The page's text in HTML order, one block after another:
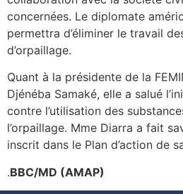
concernées. Le diplomate
permettra d’éliminer le travail
d’orpaillage.
Quant à la présidente de la
Djénéba Samaké, elle a salué
contre l’utilisation des
l’orpaillage. Mme Diarra a fait
inscrit dans le Plan d’action de
.BBC/MD (AMAP)